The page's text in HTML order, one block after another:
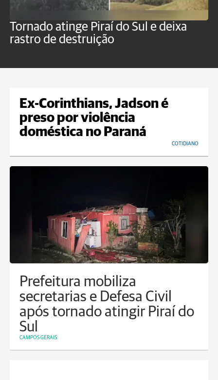
Tornado atinge Piraí do Sul e deixa
rastro de destruição
Ex-Corinthians, Jadson é
preso por violência
doméstica no Paraná
COTIDIANO
Prefeitura mobiliza
secretarias e Defesa Civil
após tornado atingir Piraí do
Sul
CAMPOS GERAIS